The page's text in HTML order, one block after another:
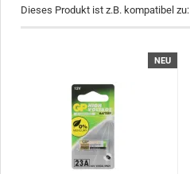
Dieses Produkt ist z.B. kompatibel zu:
NEU